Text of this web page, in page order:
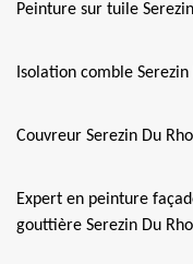
Peinture sur tuile
Isolation comble Serezin
Couvreur Serezin Du
Expert en peinture
gouttière Serezin Du